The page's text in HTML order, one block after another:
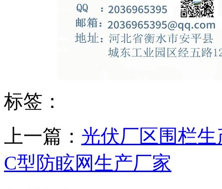
标签：
上一篇： 光伏厂区围栏生
C型防眩网生产厂家